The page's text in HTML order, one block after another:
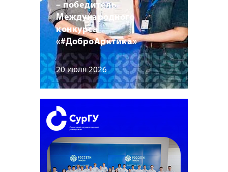
– победитель
Международного
конкурса
«#ДоброАрктика»
20 июля 2026